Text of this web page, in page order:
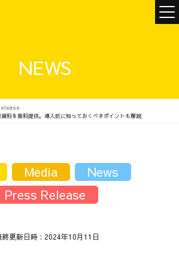
NEWS
料を無料提供。導入前に知っておくべきポイントも解説
更新日時 : 2024年10月11日
Media
News
Press Release